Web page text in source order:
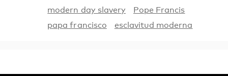
modern day slavery
Pope Francis
papa francisco
esclavitud moderna